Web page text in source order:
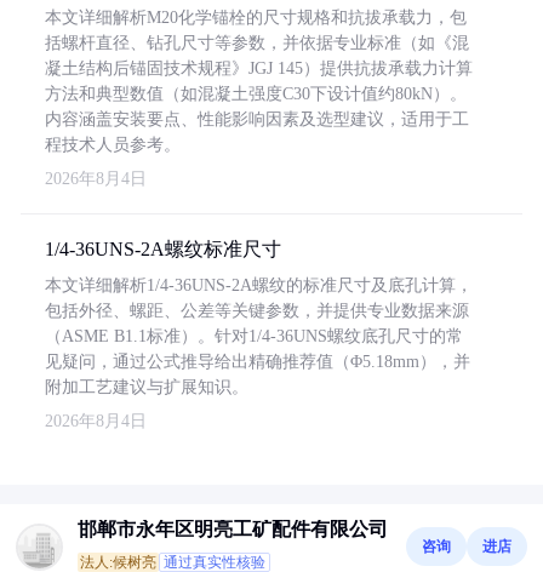
本文详细解析M20化学锚栓的尺寸规格和抗拔承载力，包
括螺杆直径、钻孔尺寸等参数，并依据专业标准（如《混
凝土结构后锚固技术规程》JGJ 145）提供抗拔承载力计算
方法和典型数值（如混凝土强度C30下设计值约80kN）。
内容涵盖安装要点、性能影响因素及选型建议，适用于工
程技术人员参考。
2026年8月4日
1/4-36UNS-2A螺纹标准尺寸
本文详细解析1/4-36UNS-2A螺纹的标准尺寸及底孔计算，
包括外径、螺距、公差等关键参数，并提供专业数据来源
（ASME B1.1标准）。针对1/4-36UNS螺纹底孔尺寸的常
见疑问，通过公式推导给出精确推荐值（Φ5.18mm），并
附加工艺建议与扩展知识。
2026年8月4日
邯郸市永年区明亮工矿配件有限公司
法人:候树亮 通过真实性核验
咨询 进店